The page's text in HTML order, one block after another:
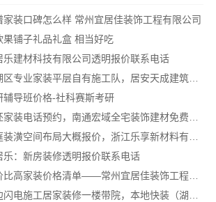
家装口碑怎么样 常州宜居佳装饰工程有限公司
果铺子礼品礼盒 相当好吃
乐建材科技有限公司透明报价联系电话
西安莲湖区专业家装平层自有施工队，居安天成建筑工程有限责任公司
辅导班价格-社科赛斯考研
乐：新房装修透明报价联系电话
常州性价比高家装价格清单——常州宜居佳装饰工程有限公司分享